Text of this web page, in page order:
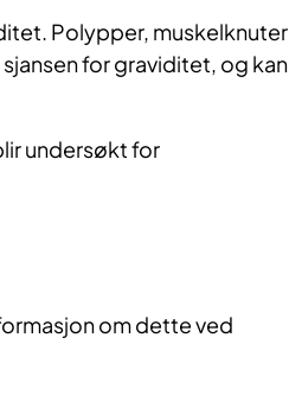
Polypper, muskelknuter
for graviditet, og kan
undersøkt for
om dette ved